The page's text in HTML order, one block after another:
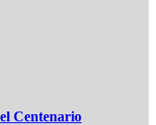
Centenario